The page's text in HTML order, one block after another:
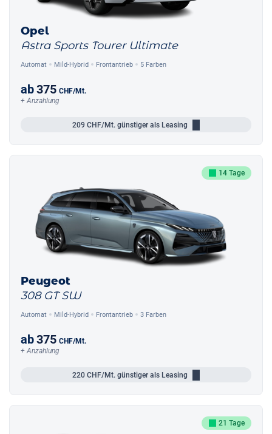
Opel
Astra Sports Tourer Ultimate
Automat Mild-Hybrid Frontantrieb 5 Farben
ab375 CHF/Mt.
+ Anzahlung
209 CHF/Mt. günstiger als Leasing
14 Tage
Peugeot
308 GT SW
Automat Mild-Hybrid Frontantrieb 3 Farben
ab375 CHF/Mt.
+ Anzahlung
220 CHF/Mt. günstiger als Leasing
21 Tage